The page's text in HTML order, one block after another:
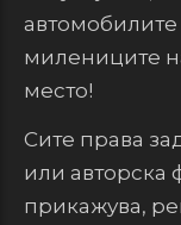
милениците
место!
Сите права
или авторска
прикажува,